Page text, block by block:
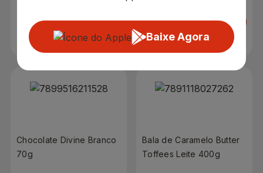
Adicionar Adicionar
Chocolate Divine Branco
70g
Bala de Caramelo Butter
Toffees Leite 400g
Baixe Agora